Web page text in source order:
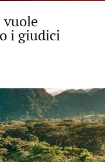
vuole
i giudici